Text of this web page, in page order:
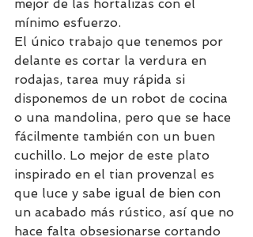
mejor de las hortalizas con el
mínimo esfuerzo.
El único trabajo que tenemos por
delante es cortar la verdura en
rodajas, tarea muy rápida si
disponemos de un robot de cocina
o una mandolina, pero que se hace
fácilmente también con un buen
cuchillo. Lo mejor de este plato
inspirado en el tian provenzal es
que luce y sabe igual de bien con
un acabado más rústico, así que no
hace falta obsesionarse cortando